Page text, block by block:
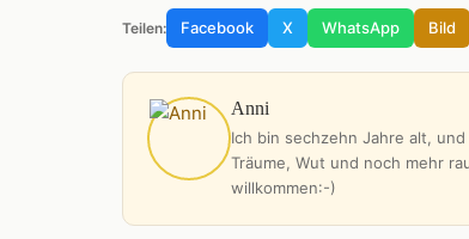
Teilen: Facebook X WhatsApp Bild
Anni
Ich bin sechzehn Jahre alt,
Träume, Wut und noch mehr
willkommen:-)